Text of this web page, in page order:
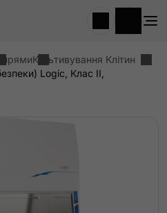
Культивування Клітин
Logic, Клас II,